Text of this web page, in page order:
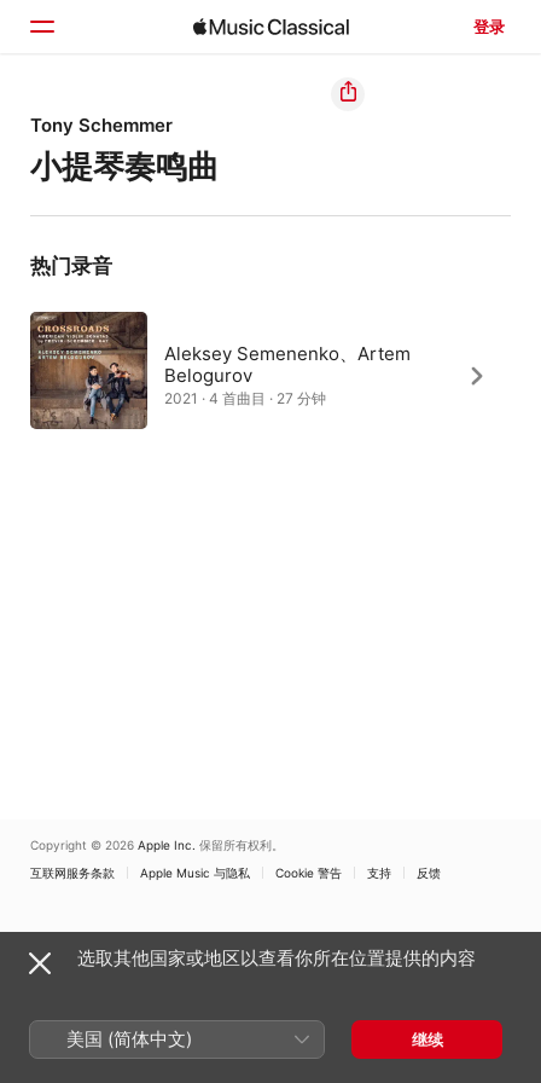
登录
主页
浏览
搜索
Tony Schemmer
小提琴奏鸣曲
热门录音
Aleksey Semenenko、Artem
Belogurov
2021 · 4 首曲目 · 27 分钟
Copyright © 2026 Apple Inc. 保留所有权利。
互联网服务条款
Apple Music 与隐私 Cookie 警告 支持 反馈
选取其他国家或地区以查看你所在位置提供的内容
美国 (简体中文) 继续